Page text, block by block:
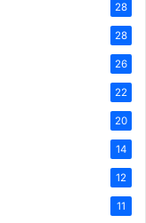
28
28
26
22
20
14
12
11